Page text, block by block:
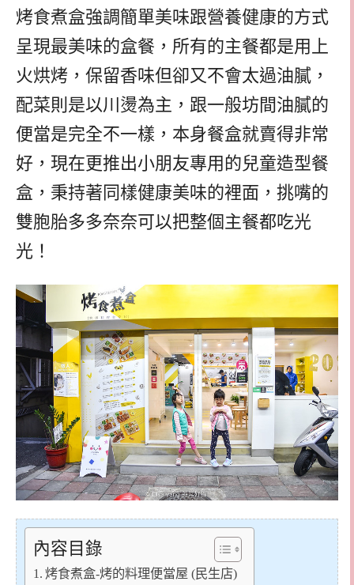
烤食煮盒強調簡單美味跟營養健康的方式
呈現最美味的盒餐，所有的主餐都是用上
火烘烤，保留香味但卻又不會太過油膩，
配菜則是以川燙為主，跟一般坊間油膩的
便當是完全不一樣，本身餐盒就賣得非常
好，現在更推出小朋友專用的兒童造型餐
盒，秉持著同樣健康美味的裡面，挑嘴的
雙胞胎多多奈奈可以把整個主餐都吃光
光！
內容目錄
烤食煮盒-烤的料理便當屋 (民生店)